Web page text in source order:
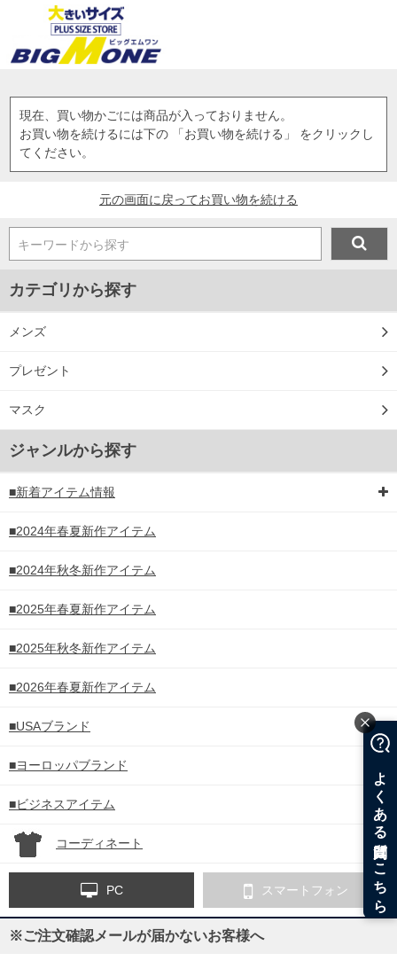
現在、買い物かごには商品が入っておりません。
お買い物を続けるには下の 「お買い物を続ける」 をクリックし
てください。
元の画面に戻ってお買い物を続ける
キーワードから探す
カテゴリから探す
メンズ
プレゼント
マスク
ジャンルから探す
■新着アイテム情報
■2024年春夏新作アイテム
■2024年秋冬新作アイテム
■2025年春夏新作アイテム
■2025年秋冬新作アイテム
■2026年春夏新作アイテム
■USAブランド
■ヨーロッパブランド
■ビジネスアイテム
コーディネート
PC スマートフォン
※ご注文確認メールが届かないお客様へ